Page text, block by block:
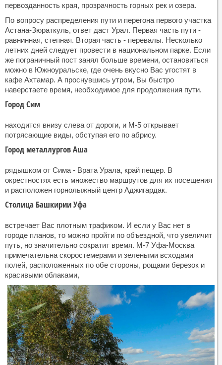
первозданность края, прозрачность горных рек и озера.
По вопросу распределения пути и перегона первого участка
Астана-Зюраткуль, ответ даст Урал. Первая часть пути -
равнинная, степная. Вторая часть - перевалы. Несколько
летних дней следует провести в национальном парке. Если
же пограничный пост занял больше времени, остановиться
можно в Южноуральске, где очень вкусно Вас угостят в
кафе Ахтамар. А проснувшись утром, Вы быстро
наверстаете время, необходимое для продолжения пути.
Город Сим
находится внизу слева от дороги, и М-5 открывает
потрясающие виды, обступая его по абрису.
Город металлургов Аша
рядышком от Сима - Врата Урала, край пещер. В
окрестностях есть множество маршрутов для их посещения
и расположен горнолыжный центр Аджигардак.
Столица Башкирии Уфа
встречает Вас плотным трафиком. И если у Вас нет в
городе планов, то можно пройти по объездной, что увеличит
путь, но значительно сократит время. М-7 Уфа-Москва
примечательна скоростемерами и зелеными всходами
полей, расположенных по обе стороны, рощами березок и
красивыми облаками,